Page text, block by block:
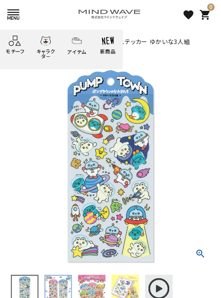
favorite
0
shopping_cart
モチーフ
どうぶつ
キャラク
タ－
しばんばん
ごろごろ
にゃんすけ
ぴよこ豆
うさぎの
ムーちゃん
だっとちゃん ばいばいべあ
ようこそ
かわうそ
ゆるあにまる
ツンダちゃん ウサコレフレンズ
一期一会 その他
アイテム
シール
ふせん
文具小物
雑貨
新商品
絞り込み検索
ポンプタウンステッカー ゆか
人気商品から探す
HOME すべての商品 ポンプタウンステッカー ゆかいな3人組